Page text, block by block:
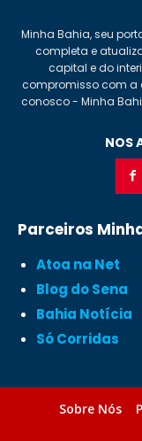
Minha Bahia, seu
completa e
capital e do
compromisso com a
conosco - Minha
NOS
Parceiros
Atoa na Net
Blog do Sena
Bahia Notícia
Só Corridas
Sobre Nós